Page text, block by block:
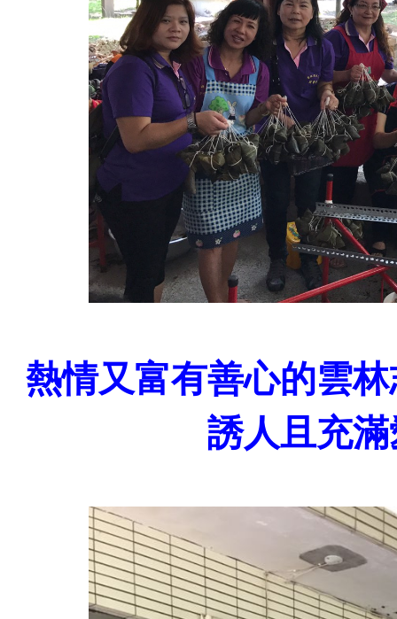
熱情又富有善心的雲
誘人且充